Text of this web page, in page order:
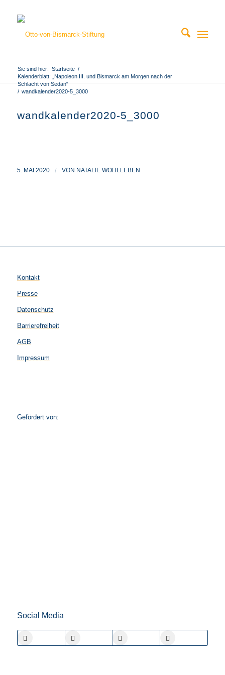
Sie sind hier: Startseite /
Kalenderblatt: „Napoleon III. und Bismarck am Morgen nach der
Schlacht von Sedan“
/ wandkalender2020-5_3000
wandkalender2020-5_3000
5. MAI 2020 / VON NATALIE WOHLLEBEN
Kontakt
Presse
Datenschutz
Barrierefreiheit
AGB
Impressum
Gefördert von:
Social Media